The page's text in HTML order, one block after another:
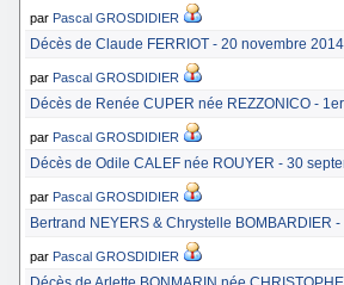
par Pascal GROSDIDIER
Décès de Claude FERRIOT - 20 novembre 2014
par Pascal GROSDIDIER
Décès de Renée CUPER née REZZONICO -
par Pascal GROSDIDIER
Décès de Odile CALEF née ROUYER - 30
par Pascal GROSDIDIER
Bertrand NEYERS & Chrystelle BOMBARDIER
par Pascal GROSDIDIER